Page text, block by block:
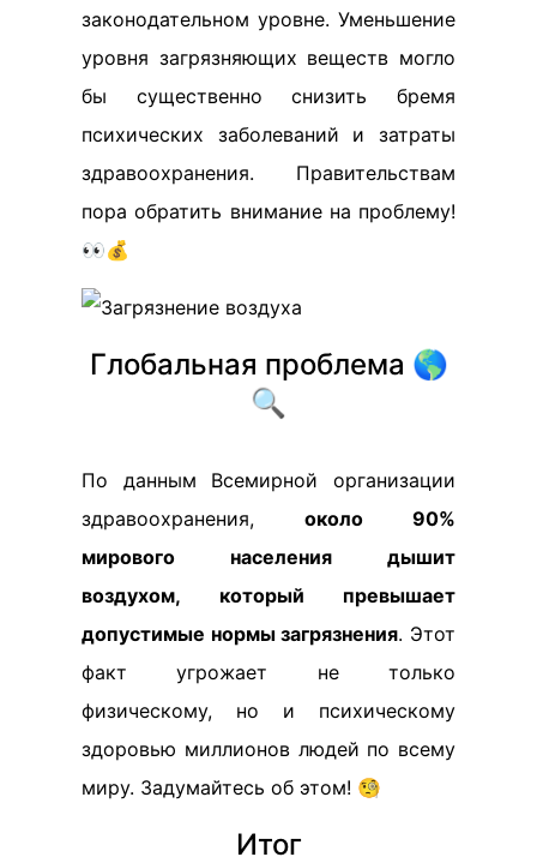
законодательном уровне. Уменьшение
уровня загрязняющих веществ могло
бы существенно снизить бремя
психических заболеваний и затраты
здравоохранения. Правительствам
пора обратить внимание на проблему!
👀💰
Глобальная проблема 🌎
🔍
По данным Всемирной организации
здравоохранения, около 90%
мирового населения дышит
воздухом, который превышает
допустимые нормы загрязнения. Этот
факт угрожает не только
физическому, но и психическому
здоровью миллионов людей по всему
миру. Задумайтесь об этом! 🧐
Итог